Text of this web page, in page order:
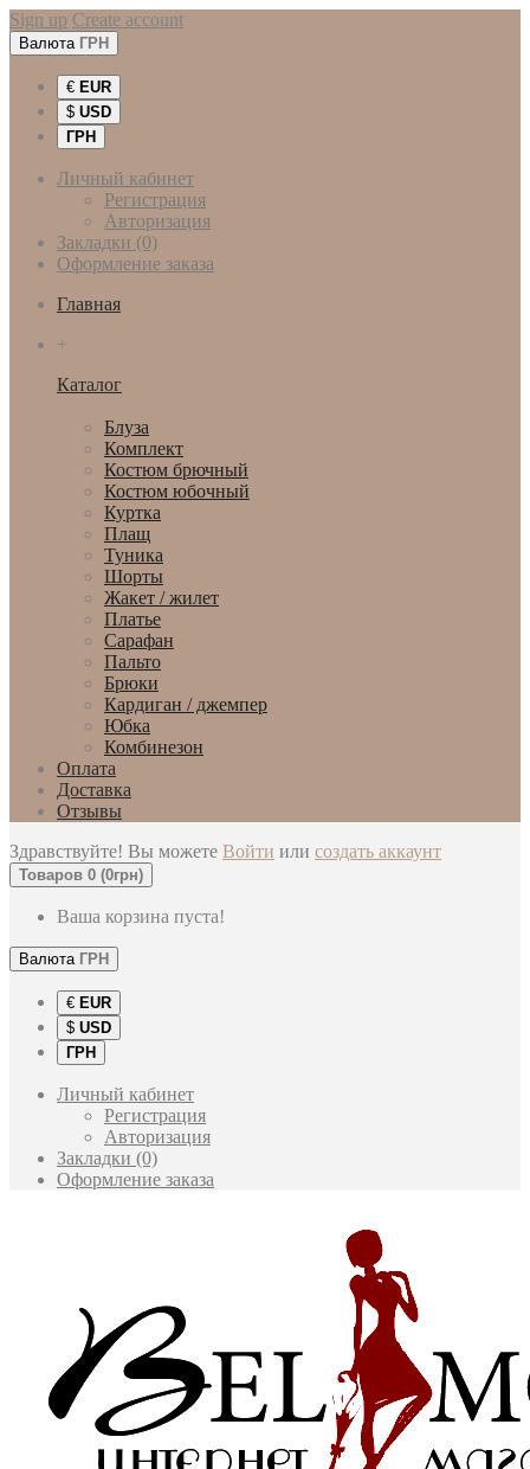
Sign up Create account
Валюта ГРН
€ EUR
$ USD
ГРН
Личный кабинет
Регистрация
Авторизация
Закладки (0)
Оформление заказа
Главная
+
Каталог
Блуза
Комплект
Костюм брючный
Костюм юбочный
Куртка
Плащ
Туника
Шорты
Жакет / жилет
Платье
Сарафан
Пальто
Брюки
Кардиган / джемпер
Юбка
Комбинезон
Оплата
Доставка
Отзывы
Здравствуйте! Вы можете Войти или создать аккаунт
Товаров 0 (0грн)
Ваша корзина пуста!
Валюта ГРН
€ EUR
$ USD
ГРН
Личный кабинет
Регистрация
Авторизация
Закладки (0)
Оформление заказа